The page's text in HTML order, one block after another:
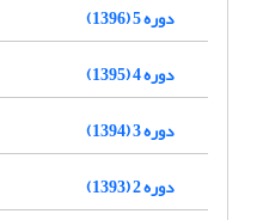
دوره 5 (1396)
دوره 4 (1395)
دوره 3 (1394)
دوره 2 (1393)